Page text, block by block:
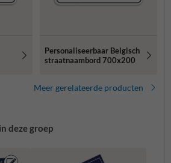
Personaliseerbaar Belgisch
straatnaambord 700x200
Meer gerelateerde producten
deze groep